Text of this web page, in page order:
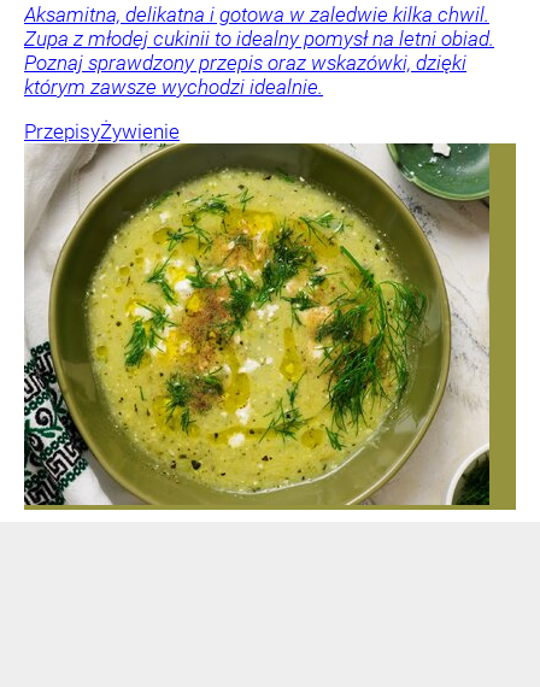
Aksamitna, delikatna i gotowa w zaledwie kilka chwil.
Zupa z młodej cukinii to idealny pomysł na letni obiad.
Poznaj sprawdzony przepis oraz wskazówki, dzięki
którym zawsze wychodzi idealnie.
PrzepisyŻywienie